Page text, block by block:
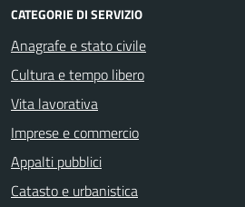
CATEGORIE DI SERVIZIO
Anagrafe e stato civile
Cultura e tempo libero
Vita lavorativa
Imprese e commercio
Appalti pubblici
Catasto e urbanistica